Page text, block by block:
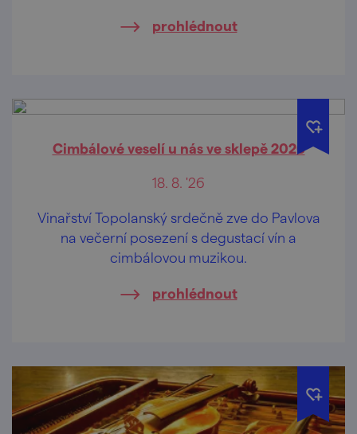
prohlédnout
Cimbálové veselí u nás ve sklepě 2026
18. 8. '26
Vinařství Topolanský srdečně zve do Pavlova
na večerní posezení s degustací vín a
cimbálovou muzikou.
prohlédnout